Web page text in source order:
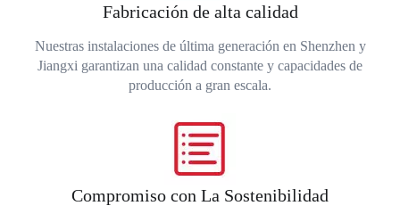
Fabricación de alta calidad
Nuestras instalaciones de última generación en Shenzhen y
Jiangxi garantizan una calidad constante y capacidades de
producción a gran escala.
Compromiso con La Sostenibilidad